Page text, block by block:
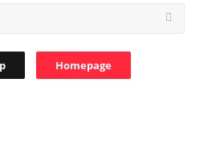
Homepage